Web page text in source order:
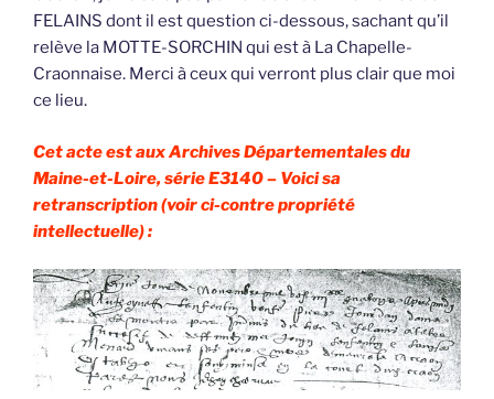
FELAINS dont il est question ci-dessous, sachant qu’il
relève la MOTTE-SORCHIN qui est à La Chapelle-
Craonnaise. Merci à ceux qui verront plus clair que moi
ce lieu.
Cet acte est aux Archives Départementales du
Maine-et-Loire, série E3140 – Voici sa
retranscription (voir ci-contre propriété
intellectuelle) :